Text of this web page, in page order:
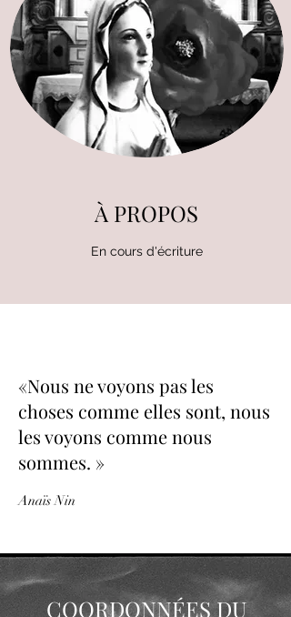
À PROPOS
En cours d'écriture
«Nous ne voyons pas les
choses comme elles sont, nous
les voyons comme nous
sommes. »
Anaïs Nin
COORDONNÉES DU